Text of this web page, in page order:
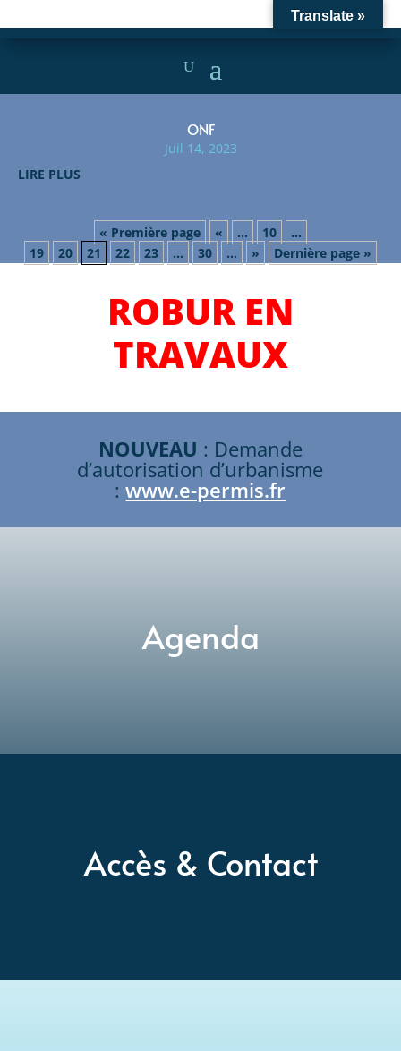
ONF
Juil 14, 2023
LIRE PLUS
« Première page « … 10
…
19
20 21 22 23 … 30 … » Dernière page »
ROBUR EN
TRAVAUX
NOUVEAU : Demande
d’autorisation d’urbanisme
:www.e-permis.fr
Agenda
Accès & Contact
Translate »